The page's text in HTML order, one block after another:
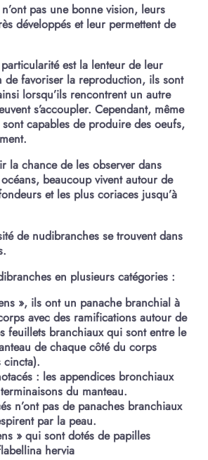
pas une bonne vision, leurs
développés et leur permettent de
est la lenteur de leur
de favoriser la reproduction, ils sont
lorsqu’ils rencontrent un autre
s’accoupler. Cependant, même
capables de produire des oeufs,
la chance de les observer dans
beaucoup vivent autour de
et les plus coriaces jusqu’à
de nudibranches se trouvent dans
en plusieurs catégories :
», ils ont un panache branchial à
avec des ramifications autour de
feuillets branchiaux qui sont entre le
de chaque côté du corps
cincta).
: les appendices bronchiaux
du manteau.
n’ont pas de panaches branchiaux
par la peau.
» qui sont dotés de papilles
hervia